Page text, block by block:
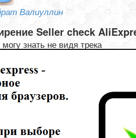
Валиуллин
могу знать не видя трека
Тишелович
товар с Али, не отслеживается
Seller check